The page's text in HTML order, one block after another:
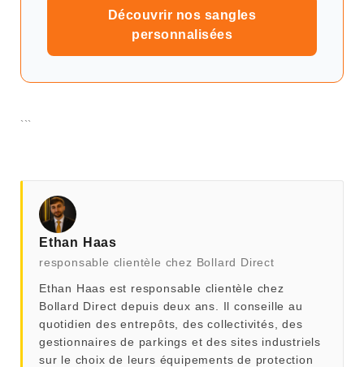
Découvrir nos sangles
personnalisées
```
Ethan Haas
responsable clientèle chez Bollard Direct
Ethan Haas est responsable clientèle chez
Bollard Direct depuis deux ans. Il conseille au
quotidien des entrepôts, des collectivités, des
gestionnaires de parkings et des sites industriels
sur le choix de leurs équipements de protection